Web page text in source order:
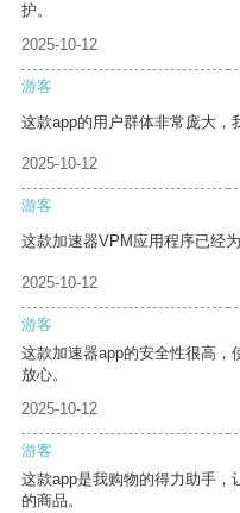
护。
2025-10-12
游客
这款app的用户群体非常庞大，
2025-10-12
游客
这款加速器VPM应用程序已经
2025-10-12
游客
这款加速器app的安全性很高，
放心。
2025-10-12
游客
这款app是我购物的得力助手，
的商品。